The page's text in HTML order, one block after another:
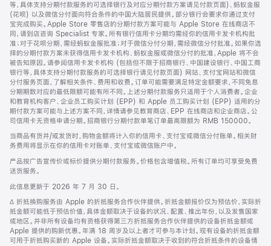
等，具体支持分期付款服务的可选择银行及对应分期付款方案请见付款页面)、蚂蚁金服
(花呗) 以及微信分付面向符合条件的中国大陆居民提供。部分银行会要求你通过支付
宝完成购买。Apple Store 零售店的分期付款方案可能与 Apple Store 在线商店不
同，请到店咨询 Specialist 专家。所有银行信用卡分期均需经你的信用卡发卡机构批
准；对于花呗分期，需经蚂蚁金服批准；对于微信分付分期，需经微信分付批准。如果你选
择的分期付款方案未获得信用卡发卡机构、蚂蚁金服或微信分付的批准，Apple 将不会
被告知原因。请参阅信用卡发卡机构 (包括但不限于招商银行、中国建设银行、中国工商
银行等，具体支持分期付款服务的可选择银行请见付款页面) 网站、支付宝网站和微信
分付服务页面，了解相关条件、费用和收费。订单可能需要满足特定金额要求，不同免息
分期期数对应的最低限额可能有所不同。上述分期付款服务只适用于个人消费者。企业
和教育机构客户、企业员工购买计划 (EPP) 和 Apple 员工购买计划 (EPP) 适用的分
期付款方案可能与上述方案不同，详情请参见教育商店、EPP 在线商店和企业商店。公
司信用卡无资格申请分期。招商银行分期付款单笔订单最高限额为 RMB 150000。
当商品有货并/或发货时，购物金额将计入你的信用卡、支付宝或微信分付账单。相关财
务费用将显示在你的信用卡对账单、支付宝或微信账户中。
产品按广告宣传价或标价提供分期付款服务。价格包含增值税。所有订单均可享受免费
送货服务。
此信息更新于 2026 年 7 月 30 日。
脚
注
∆ 折抵换购服务由 Apple 的折抵服务合作伙伴提供。折抵金额报价仅为预估价，实际折
抵金额可能低于预估价值，具体金额取决于设备的状况、配置、推出年份，以及发售国家
或地区。并非所有设备均有资格获得第三方折抵服务合作伙伴提供的设备折抵金额或
Apple 提供的购新优惠。年满 18 周岁及以上者才可参与本计划。现有设备的折抵金额
可用于折抵购买新的 Apple 设备。实际折抵金额取决于收到的符合折抵条件的设备情